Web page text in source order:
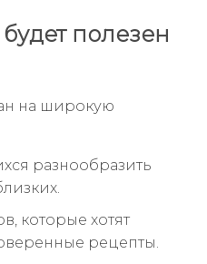
полезен
на широкую
разнообразить
которые хотят
рецепты.